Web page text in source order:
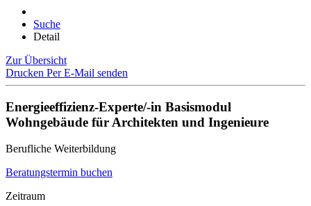
Suche
Detail
Zur Übersicht
Drucken Per E-Mail senden
Energieeffizienz-Experte/-in Basismodul
Wohngebäude für Architekten und Ingenieure
Berufliche Weiterbildung
Beratungstermin buchen
Zeitraum